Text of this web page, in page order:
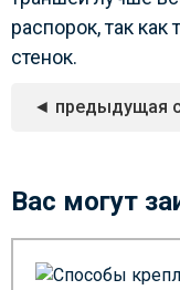
распорок, так
стенок.
◄ предыдущая
Вас могут